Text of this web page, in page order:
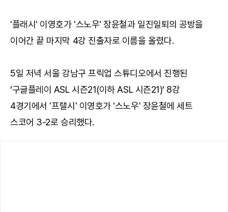
'플래시' 이영호가 '스노우' 장윤철과 일진일퇴의 공방을
이어간 끝 마지막 4강 진출자로 이름을 올렸다.
5일 저녁 서울 강남구 프릭업 스튜디오에서 진행된
‘구글플레이 ASL 시즌21(이하 ASL 시즌21)’ 8강
4경기에서 '프랠시' 이영호가 '스노우' 장윤철에 세트
스코어 3-2로 승리했다.